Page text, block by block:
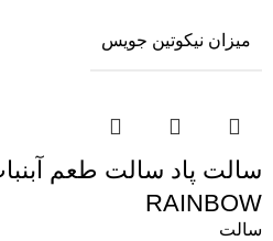
میزان نیکوتین جویس
سالت پاد سالت طعم
RAINBOW
سالت